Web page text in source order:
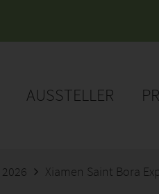
AUSSTELLER
Xiamen Saint Bora